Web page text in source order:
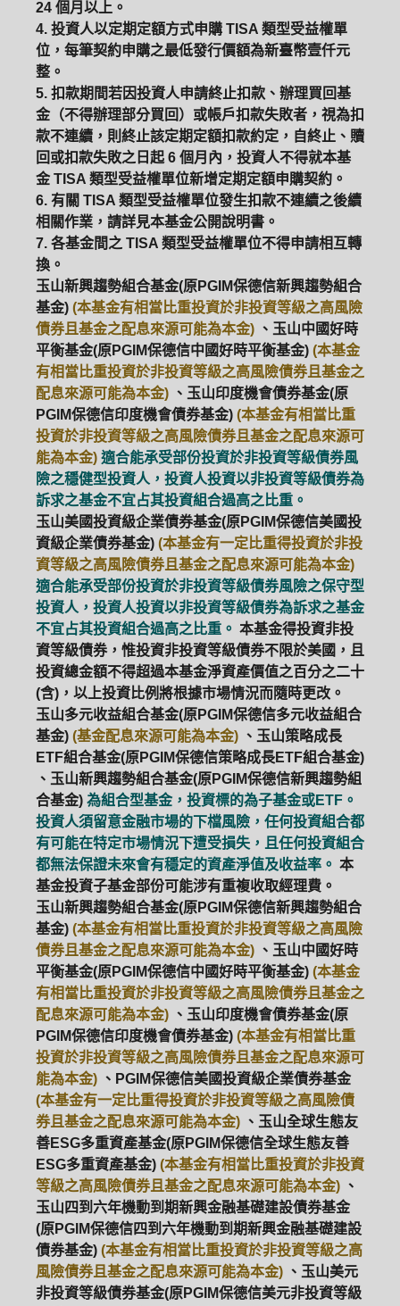
ETF 中國好時平衡 壽星優惠
基金申購 策略成長 拉丁美洲
大中華
24 個月以上。
4. 投資人以定期定額方式申購 TISA 類型受益權單
位，每筆契約申購之最低發行價額為新臺幣壹仟元
整。
5. 扣款期間若因投資人申請終止扣款、辦理買回基
金（不得辦理部分買回）或帳戶扣款失敗者，視為扣
款不連續，則終止該定期定額扣款約定，自終止、贖
回或扣款失敗之日起 6 個月內，投資人不得就本基
金 TISA 類型受益權單位新增定期定額申購契約。
6. 有關 TISA 類型受益權單位發生扣款不連續之後續
相關作業，請詳見本基金公開說明書。
7. 各基金間之 TISA 類型受益權單位不得申請相互轉
換。
玉山新興趨勢組合基金(原PGIM保德信新興趨勢組合
基金) (本基金有相當比重投資於非投資等級之高風險
債券且基金之配息來源可能為本金) 、玉山中國好時
平衡基金(原PGIM保德信中國好時平衡基金) (本基金
有相當比重投資於非投資等級之高風險債券且基金之
配息來源可能為本金) 、玉山印度機會債券基金(原
PGIM保德信印度機會債券基金) (本基金有相當比重
投資於非投資等級之高風險債券且基金之配息來源可
能為本金) 適合能承受部份投資於非投資等級債券風
險之穩健型投資人，投資人投資以非投資等級債券為
訴求之基金不宜占其投資組合過高之比重。
玉山美國投資級企業債券基金(原PGIM保德信美國投
資級企業債券基金) (本基金有一定比重得投資於非投
資等級之高風險債券且基金之配息來源可能為本金)
適合能承受部份投資於非投資等級債券風險之保守型
投資人，投資人投資以非投資等級債券為訴求之基金
不宜占其投資組合過高之比重。 本基金得投資非投
資等級債券，惟投資非投資等級債券不限於美國，且
投資總金額不得超過本基金淨資產價值之百分之二十
(含)，以上投資比例將根據市場情況而隨時更改。
玉山多元收益組合基金(原PGIM保德信多元收益組合
基金) (基金配息來源可能為本金) 、玉山策略成長
ETF組合基金(原PGIM保德信策略成長ETF組合基金)
、玉山新興趨勢組合基金(原PGIM保德信新興趨勢組
合基金) 為組合型基金，投資標的為子基金或ETF。
投資人須留意金融市場的下檔風險，任何投資組合都
有可能在特定市場情況下遭受損失，且任何投資組合
都無法保證未來會有穩定的資產淨值及收益率。 本
基金投資子基金部份可能涉有重複收取經理費。
玉山新興趨勢組合基金(原PGIM保德信新興趨勢組合
基金) (本基金有相當比重投資於非投資等級之高風險
債券且基金之配息來源可能為本金) 、玉山中國好時
平衡基金(原PGIM保德信中國好時平衡基金) (本基金
有相當比重投資於非投資等級之高風險債券且基金之
配息來源可能為本金) 、玉山印度機會債券基金(原
PGIM保德信印度機會債券基金) (本基金有相當比重
投資於非投資等級之高風險債券且基金之配息來源可
能為本金) 、PGIM保德信美國投資級企業債券基金
(本基金有一定比重得投資於非投資等級之高風險債
券且基金之配息來源可能為本金) 、玉山全球生態友
善ESG多重資產基金(原PGIM保德信全球生態友善
ESG多重資產基金) (本基金有相當比重投資於非投資
等級之高風險債券且基金之配息來源可能為本金) 、
玉山四到六年機動到期新興金融基礎建設債券基金
(原PGIM保德信四到六年機動到期新興金融基礎建設
債券基金) (本基金有相當比重投資於非投資等級之高
風險債券且基金之配息來源可能為本金) 、玉山美元
非投資等級債券基金(原PGIM保德信美元非投資等級